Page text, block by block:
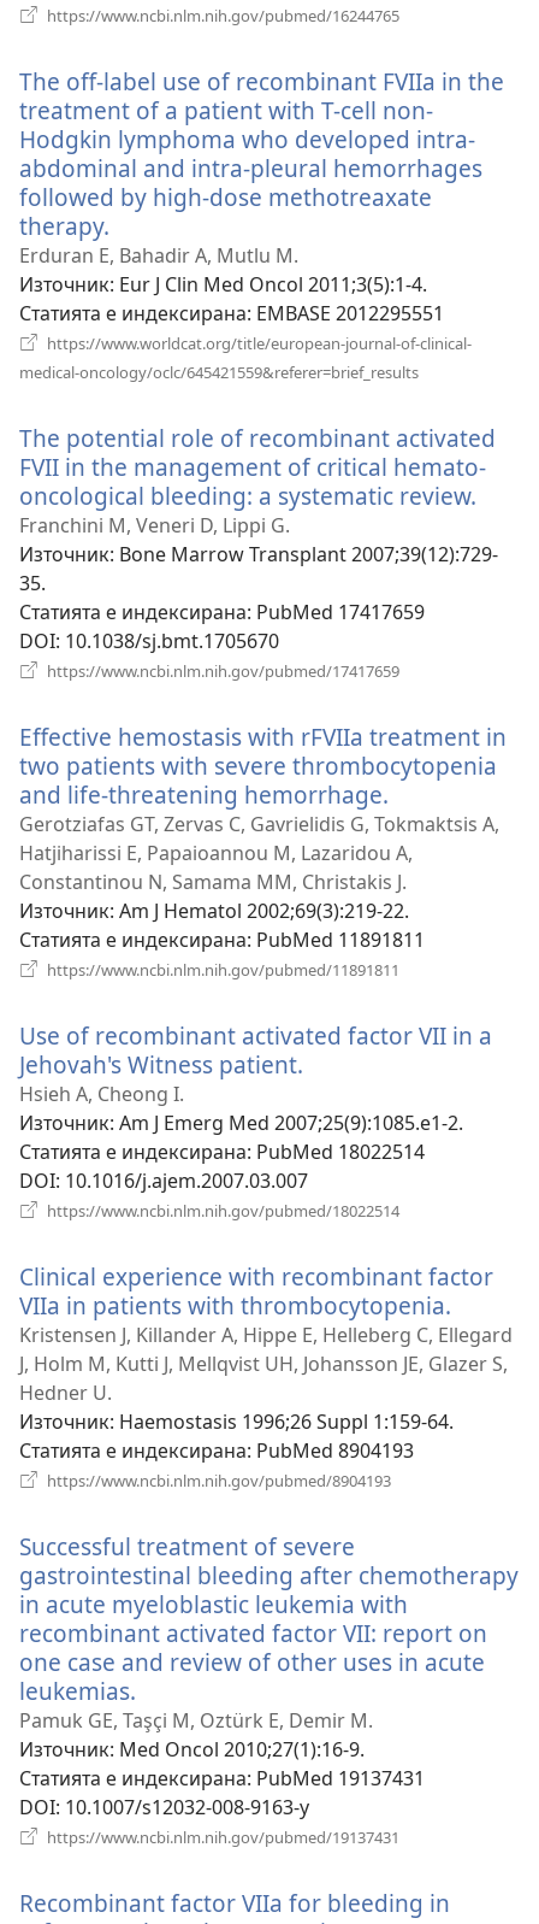
https://www.ncbi.nlm.nih.gov/pubmed/16244765
The off-label use of recombinant FVIIa in the
treatment of a patient with T-cell non-
Hodgkin lymphoma who developed intra-
abdominal and intra-pleural hemorrhages
followed by high-dose methotreaxate
therapy.
нов
прозорец)
Erduran E, Bahadir A, Mutlu M.
Източник‎: Eur J Clin Med Oncol 2011;3(5):1-4.
Статията е индексирана‎: EMBASE 2012295551
https://www.worldcat.org/title/european-journal-of-clinical-
medical-oncology/oclc/645421559&referer=brief_results
The potential role of recombinant activated
FVII in the management of critical hemato-
oncological bleeding: a systematic review.
Franchini M, Veneri D, Lippi G.
Източник‎: Bone Marrow Transplant 2007;39(12):729-
35.
Статията е индексирана‎: PubMed 17417659
DOI‎: 10.1038/sj.bmt.1705670
https://www.ncbi.nlm.nih.gov/pubmed/17417659
Effective hemostasis with rFVIIa treatment in
two patients with severe thrombocytopenia
and life-threatening hemorrhage.
нов
прозорец)
Gerotziafas GT, Zervas C, Gavrielidis G, Tokmaktsis A,
Hatjiharissi E, Papaioannou M, Lazaridou A,
Constantinou N, Samama MM, Christakis J.
Източник‎: Am J Hematol 2002;69(3):219-22.
Статията е индексирана‎: PubMed 11891811
https://www.ncbi.nlm.nih.gov/pubmed/11891811
Use of recombinant activated factor VII in a
Jehovah's Witness patient.
прозорец)
Hsieh A, Cheong I.
Източник‎: Am J Emerg Med 2007;25(9):1085.e1-2.
Статията е индексирана‎: PubMed 18022514
DOI‎: 10.1016/j.ajem.2007.03.007
https://www.ncbi.nlm.nih.gov/pubmed/18022514
Clinical experience with recombinant factor
VIIa in patients with thrombocytopenia.
нов
Kristensen J, Killander A, Hippe E, Helleberg C, Ellegard
J, Holm M, Kutti J, Mellqvist UH, Johansson JE, Glazer S,
Hedner U.
Източник‎: Haemostasis 1996;26 Suppl 1:159-64.
Статията е индексирана‎: PubMed 8904193
https://www.ncbi.nlm.nih.gov/pubmed/8904193
Successful treatment of severe
gastrointestinal bleeding after chemotherapy
in acute myeloblastic leukemia with
recombinant activated factor VII: report on
one case and review of other uses in acute
leukemias.
нов
прозорец)
Pamuk GE, Taşçi M, Oztürk E, Demir M.
Източник‎: Med Oncol 2010;27(1):16-9.
Статията е индексирана‎: PubMed 19137431
DOI‎: 10.1007/s12032-008-9163-y
https://www.ncbi.nlm.nih.gov/pubmed/19137431
Recombinant factor VIIa for bleeding in